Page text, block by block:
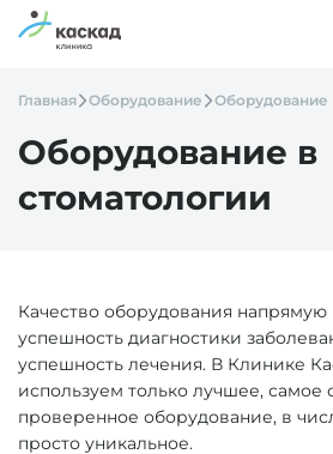
Главная Оборудование Оборудование
Оборудование в
стоматологии
Качество оборудования напрямую
успешность диагностики
успешность лечения. В Клинике
используем только лучшее, самое
проверенное оборудование, в
просто уникальное.